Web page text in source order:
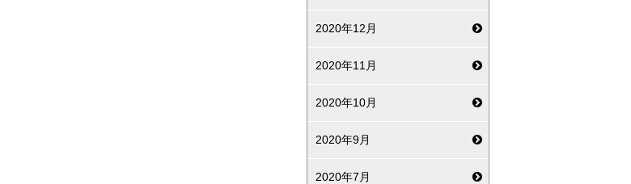
2020年12月
2020年11月
2020年10月
2020年9月
2020年7月